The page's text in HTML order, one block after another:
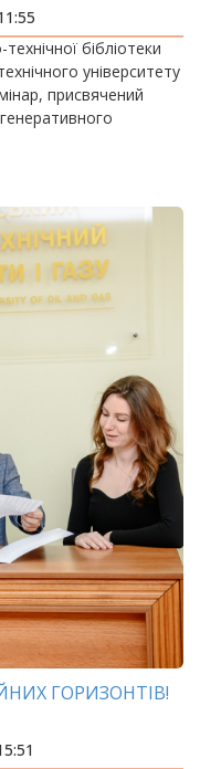
бібліотеки
університету
присвячений
ГОРИЗОНТІВ!